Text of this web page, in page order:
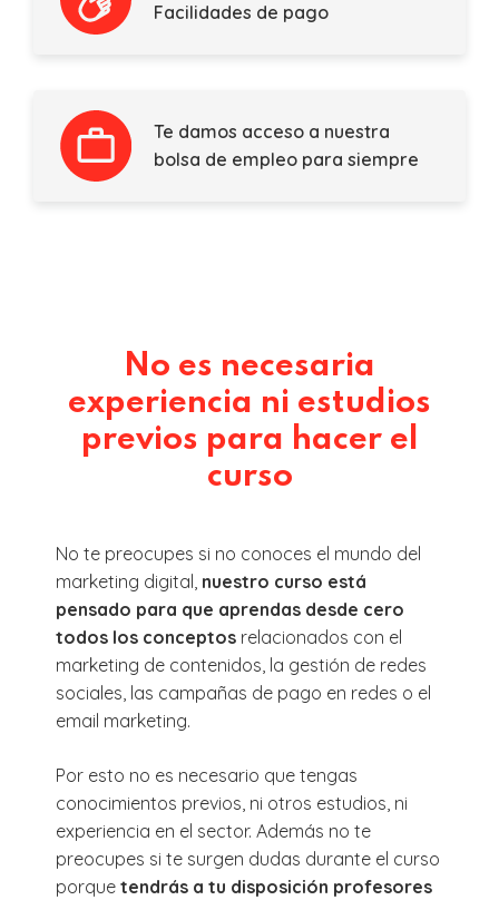
Facilidades de pago
Te damos acceso a nuestra
bolsa de empleo para siempre
No es necesaria
experiencia ni estudios
previos para hacer el
curso
No te preocupes si no conoces el mundo del
marketing digital, nuestro curso está
pensado para que aprendas desde cero
todos los conceptos relacionados con el
marketing de contenidos, la gestión de redes
sociales, las campañas de pago en redes o el
email marketing.
Por esto no es necesario que tengas
conocimientos previos, ni otros estudios, ni
experiencia en el sector. Además no te
preocupes si te surgen dudas durante el curso
porque tendrás a tu disposición profesores